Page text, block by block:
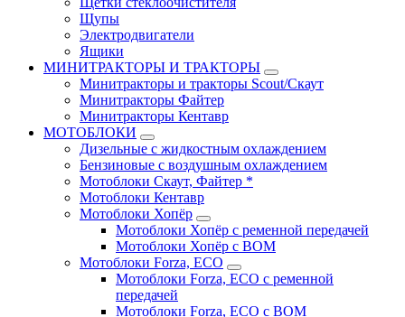
Щупы
Электродвигатели
Ящики
МИНИТРАКТОРЫ И ТРАКТОРЫ
Минитракторы и тракторы Scout/Скаут
Минитракторы Файтер
Минитракторы Кентавр
МОТОБЛОКИ
Дизельные с жидкостным охлаждением
Бензиновые с воздушным охлаждением
Мотоблоки Скаут, Файтер *
Мотоблоки Кентавр
Мотоблоки Хопёр
Мотоблоки Хопёр с ременной передачей
Мотоблоки Хопёр с ВОМ
Мотоблоки Forza, ECO
Мотоблоки Forza, ЕСО с ременной
передачей
Мотоблоки Forza, ЕСО с ВОМ